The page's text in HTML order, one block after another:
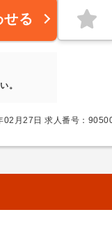
る
。
02月27日 求人番号：